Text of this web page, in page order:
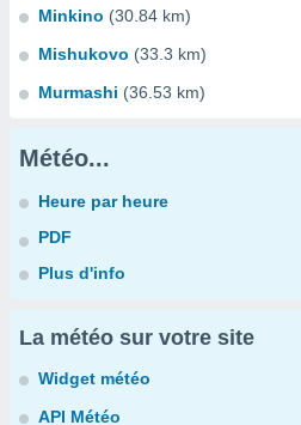
Minkino (30.84 km)
Mishukovo (33.3 km)
Murmashi (36.53 km)
Météo...
Heure par heure
PDF
Plus d'info
La météo sur votre site
Widget météo
API Météo